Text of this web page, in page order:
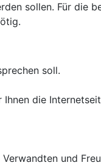
sollen. Für die
soll.
Ihnen die
und